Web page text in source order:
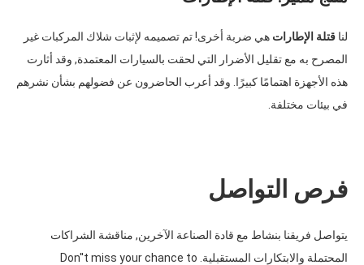
لنا قتلة الإطارات هي ضربة أخرى! تم تصميمه لإثبات شلاك المركبات غير
المصرح به مع تقليل الأضرار التي لحقت بالسيارات المعتمدة, وقد أثارت
هذه الأجهزة اهتمامًا كبيرًا. وقد أعرب الحاضرون عن فضولهم بشأن نشرهم
في بيئات مختلفة.
فرص التواصل
يتواصل فريقنا بنشاط مع قادة الصناعة الآخرين, مناقشة الشراكات
المحتملة والابتكارات المستقبلية. Don''t miss your chance to